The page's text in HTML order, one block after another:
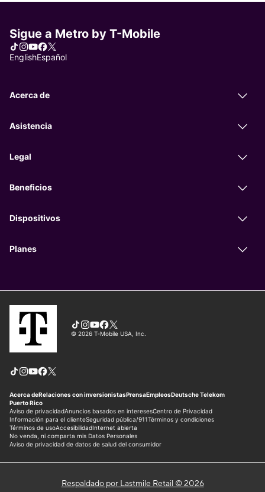
Respaldado por Lastmile Retail © 2026